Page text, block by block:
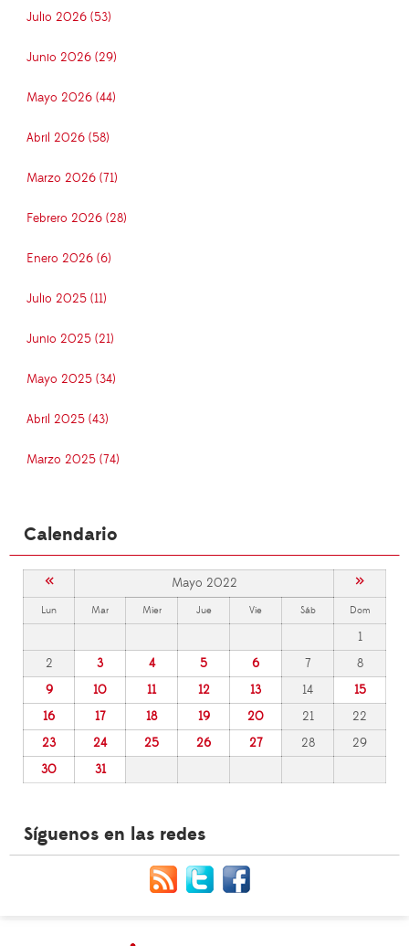
Julio 2026 (53)
Junio 2026 (29)
Mayo 2026 (44)
Abril 2026 (58)
Marzo 2026 (71)
Febrero 2026 (28)
Enero 2026 (6)
Julio 2025 (11)
Junio 2025 (21)
Mayo 2025 (34)
Abril 2025 (43)
Marzo 2025 (74)
Calendario
« Mayo 2022 »
Lun Mar Mier Jue Vie Sáb Dom
1
2
3 4 5 6 7
8
9
10 11 12 13 14
15
16
17 18 19 20 21
22
23
24 25 26 27 28
29
30
31
Síguenos en las redes